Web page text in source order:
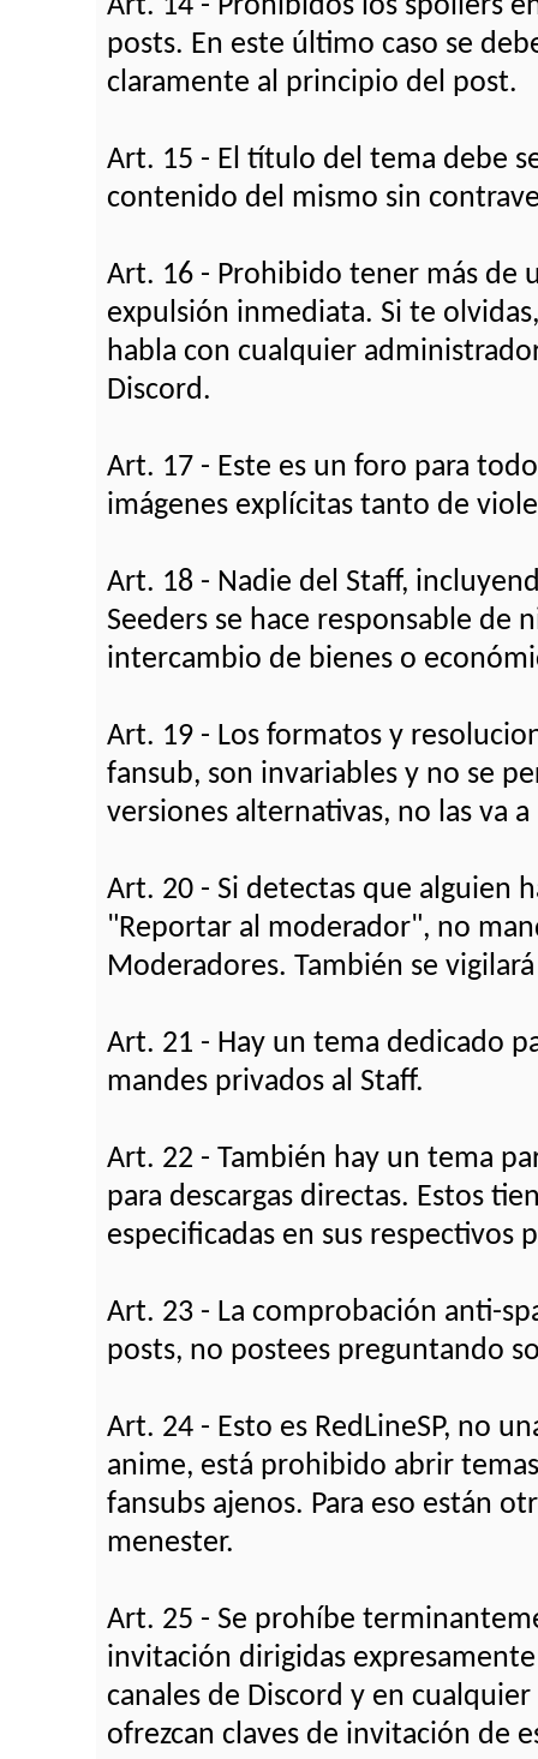
Art. 14 - Prohibidos los spoilers
posts. En este último caso se
claramente al principio del post.
Art. 15 - El título del tema debe
contenido del mismo sin
Art. 16 - Prohibido tener más de
expulsión inmediata. Si te
habla con cualquier
Discord.
Art. 17 - Este es un foro para
imágenes explícitas tanto de
Art. 18 - Nadie del Staff,
Seeders se hace responsable de
intercambio de bienes o
Art. 19 - Los formatos y
fansub, son invariables y no se
versiones alternativas, no las va
Art. 20 - Si detectas que alguien
"Reportar al moderador", no
Moderadores. También se
Art. 21 - Hay un tema dedicado
mandes privados al Staff.
Art. 22 - También hay un tema
para descargas directas. Estos
especificadas en sus respectivos
Art. 23 - La comprobación anti-
posts, no postees preguntando
Art. 24 - Esto es RedLineSP, no
anime, está prohibido abrir
fansubs ajenos. Para eso están
menester.
Art. 25 - Se prohíbe
invitación dirigidas
canales de Discord y en
ofrezcan claves de invitación de